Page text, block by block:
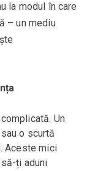
la modul în care
– un mediu
Un
o scurtă
Aceste mici
ți aduni